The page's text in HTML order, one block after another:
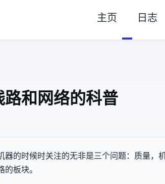
主页 日志
路和网络的科普
机器的时候时关注的无非是三个问题：ip质量
板块。